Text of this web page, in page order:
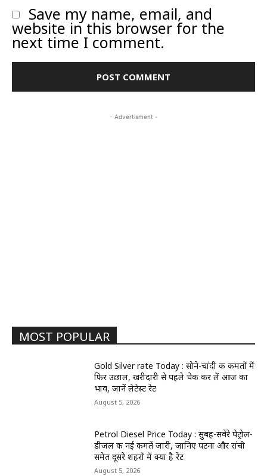
Save my name, email, and
website in this browser for the
next time I comment.
- Advertisment -
MOST POPULAR
Gold Silver rate Today : सोने-चांदी की कीमतों में
फिर उछाल, खरीदारी से पहले चेक कर लें आज का
भाव, जानें लेटेस्ट रेट
August 5, 2026
Petrol Diesel Price Today : सुबह-सवेरे पेट्रोल-
डीजल की नई कीमतें जारी, जानिए पटना और रांची
समेत दूसरे शहरों में क्या है रेट
August 5, 2026